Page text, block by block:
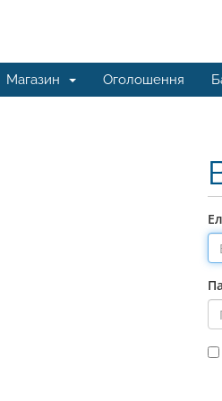
Магазин Оголошення